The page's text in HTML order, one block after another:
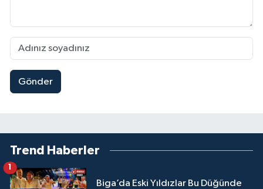
Gönder
Trend Haberler
Biga’da Eski Yıldızlar Bu Düğünde
1